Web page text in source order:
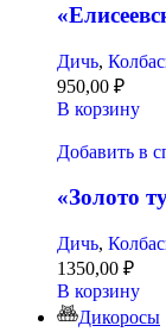
Дичь,
950,00 ₽
В корзину
Добавить в
«Золото
Дичь,
1350,00 ₽
В корзину
Дикоросы